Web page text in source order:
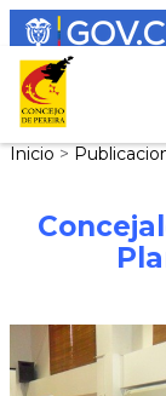
Inicio >